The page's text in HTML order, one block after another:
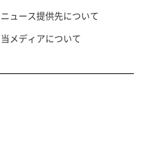
ニュース提供先について
当メディアについて